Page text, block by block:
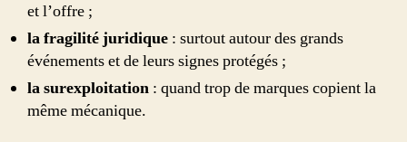
et l’offre ;
la fragilité juridique : surtout autour des grands
événements et de leurs signes protégés ;
la surexploitation : quand trop de marques copient la
même mécanique.